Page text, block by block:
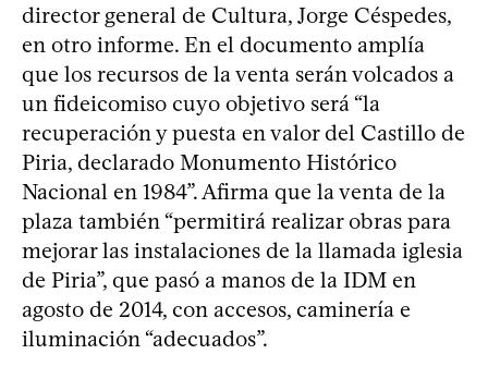
director general de Cultura, Jorge Céspedes,
en otro informe. En el documento amplía
que los recursos de la venta serán volcados a
un fideicomiso cuyo objetivo será “la
recuperación y puesta en valor del Castillo de
Piria, declarado Monumento Histórico
Nacional en 1984”. Afirma que la venta de la
plaza también “permitirá realizar obras para
mejorar las instalaciones de la llamada iglesia
de Piria”, que pasó a manos de la IDM en
agosto de 2014, con accesos, caminería e
iluminación “adecuados”.